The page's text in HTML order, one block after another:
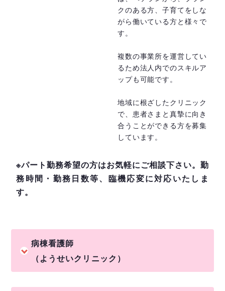
クのある方、子育てをしな
がら働いている方と様々で
す。
複数の事業所を運営してい
るため法人内でのスキルア
ップも可能です。
地域に根ざしたクリニック
で、患者さまと真摯に向き
合うことができる方を募集
しています。
※パート勤務希望の方はお気軽にご相談下さい。勤
務時間・勤務日数等、臨機応変に対応いたしま
す。
病棟看護師
（ようせいクリニック）